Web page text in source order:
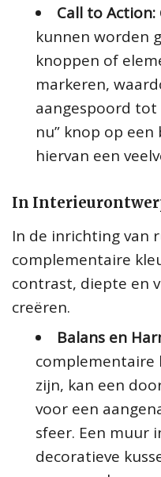
Call to Action:
kunnen worden
knoppen of
markeren,
aangespoord tot
nu” knop op
hiervan een
In
In de inrichting van
complementaire
contrast, diepte en
creëren.
Balans en
zijn, kan een
voor een
sfeer. Een muur
decoratieve